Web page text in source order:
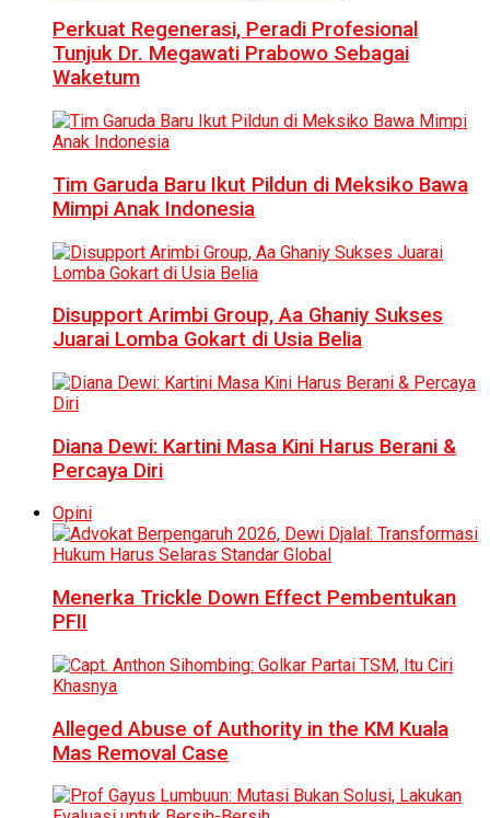
Perkuat Regenerasi, Peradi Profesional
Tunjuk Dr. Megawati Prabowo Sebagai
Waketum
Tim Garuda Baru Ikut Pildun di Meksiko Bawa
Mimpi Anak Indonesia
Disupport Arimbi Group, Aa Ghaniy Sukses
Juarai Lomba Gokart di Usia Belia
Diana Dewi: Kartini Masa Kini Harus Berani &
Percaya Diri
Opini
Menerka Trickle Down Effect Pembentukan
PFII
Alleged Abuse of Authority in the KM Kuala
Mas Removal Case